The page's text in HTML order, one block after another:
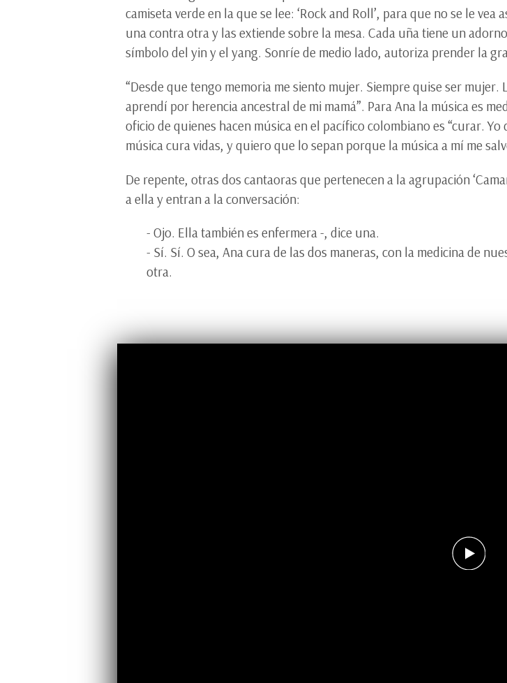
camiseta verde en la que se lee: ‘Rock and Roll’, para que no se le
una contra otra y las extiende sobre la mesa. Cada uña tiene un
símbolo del yin y el yang. Sonríe de medio lado, autoriza prender la
“Desde que tengo memoria me siento mujer. Siempre quise ser
aprendí por herencia ancestral de mi mamá”. Para Ana la música es
oficio de quienes hacen música en el pacífico colombiano es “curar.
música cura vidas, y quiero que lo sepan porque la música a mí me
De repente, otras dos cantaoras que pertenecen a la agrupación
a ella y entran a la conversación:
- Ojo. Ella también es enfermera -, dice una.
- Sí. Sí. O sea, Ana cura de las dos maneras, con la medicina de
otra.